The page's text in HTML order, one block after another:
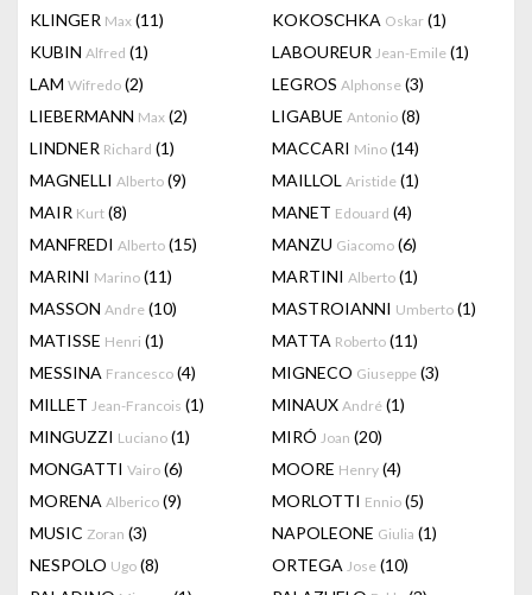
KLINGER Max (11) KOKOSCHKA Oskar (1)
KUBIN Alfred (1) LABOUREUR Jean-Emile (1)
LAM Wifredo (2) LEGROS Alphonse (3)
LIEBERMANN Max (2) LIGABUE Antonio (8)
LINDNER Richard (1) MACCARI Mino (14)
MAGNELLI Alberto (9) MAILLOL Aristide (1)
MAIR Kurt (8) MANET Edouard (4)
MANFREDI Alberto (15) MANZU Giacomo (6)
MARINI Marino (11) MARTINI Alberto (1)
MASSON Andre (10) MASTROIANNI Umberto (1)
MATISSE Henri (1) MATTA Roberto (11)
MESSINA Francesco (4) MIGNECO Giuseppe (3)
MILLET Jean-Francois (1) MINAUX André (1)
MINGUZZI Luciano (1) MIRÓ Joan (20)
MONGATTI Vairo (6) MOORE Henry (4)
MORENA Alberico (9) MORLOTTI Ennio (5)
MUSIC Zoran (3) NAPOLEONE Giulia (1)
NESPOLO Ugo (8) ORTEGA Jose (10)